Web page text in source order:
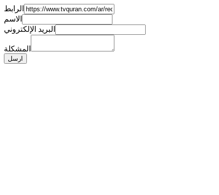
الرابط
الاسم
البريد الإلكتروني
المشكلة
ارسل